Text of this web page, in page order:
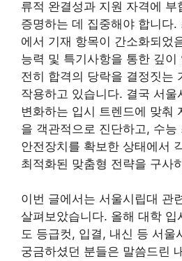
류적 완결성과 지원 자격에 부
증명하는 데 집중해야 합니다.
에서 기재 항목이 간소화되었
능력 및 특기사항을 통한 깊이
전히 합격의 당락을 결정짓는
작용하고 있습니다. 결국 서울
변화하는 입시 트렌드에 맞춰
을 객관적으로 진단하고, 수능
안전장치를 확보한 상태에서
최적화된 맞춤형 전략을 구사
이번 글에서는 서울시립대 관
살펴보았습니다. 올해 대학 입
도 등급컷, 입결, 내신 등 서울
궁금하셨던 분들은 말씀드린